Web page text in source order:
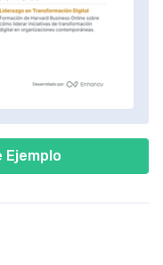
Ejemplo